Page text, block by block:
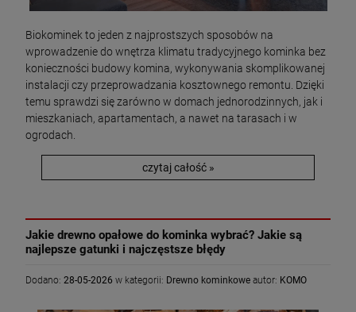
Biokominek to jeden z najprostszych sposobów na
wprowadzenie do wnętrza klimatu tradycyjnego kominka bez
konieczności budowy komina, wykonywania skomplikowanej
instalacji czy przeprowadzania kosztownego remontu. Dzięki
temu sprawdzi się zarówno w domach jednorodzinnych, jak i
mieszkaniach, apartamentach, a nawet na tarasach i w
ogrodach.
czytaj całość »
Jakie drewno opałowe do kominka wybrać? Jakie są
najlepsze gatunki i najczęstsze błędy
Dodano: 28-05-2026 w kategorii: Drewno kominkowe autor: KOMO